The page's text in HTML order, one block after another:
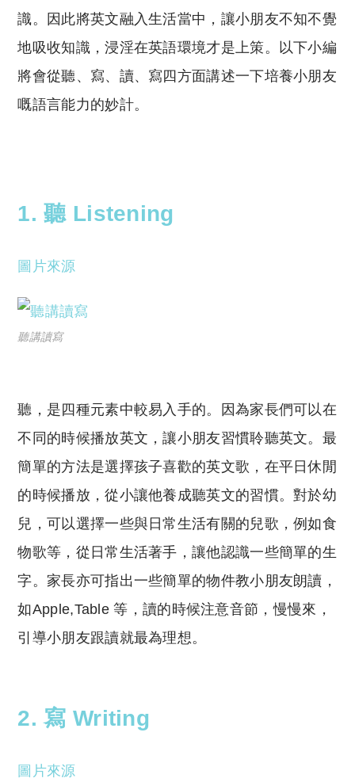
識。因此將英文融入生活當中，讓小朋友不知不覺
地吸收知識，浸淫在英語環境才是上策。以下小編
將會從聽、寫、讀、寫四方面講述一下培養小朋友
嘅語言能力的妙計。
1. 聽 Listening
圖片來源
聽講讀寫
聽，是四種元素中較易入手的。因為家長們可以在
不同的時候播放英文，讓小朋友習慣聆聽英文。最
簡單的方法是選擇孩子喜歡的英文歌，在平日休閒
的時候播放，從小讓他養成聽英文的習慣。對於幼
兒，可以選擇一些與日常生活有關的兒歌，例如食
物歌等，從日常生活著手，讓他認識一些簡單的生
字。家長亦可指出一些簡單的物件教小朋友朗讀，
如Apple,Table 等，讀的時候注意音節，慢慢來，
引導小朋友跟讀就最為理想。
2. 寫 Writing
圖片來源